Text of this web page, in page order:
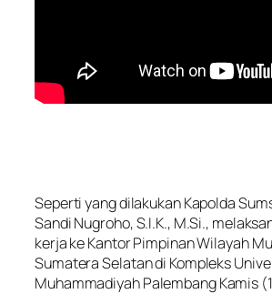
Seperti yang dilakukan Kapolda
Sandi Nugroho, S.I.K., M.Si.,
kerja ke Kantor Pimpinan Wilayah
Sumatera Selatan di Kompleks
Muhammadiyah Palembang Kamis